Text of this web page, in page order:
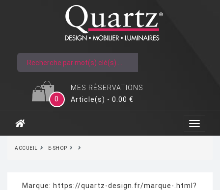
MES RÉSERVATIONS
0
Article(s) - 0.00 €
ACCUEIL E-SHOP
Marque: https://quartz-design.fr/marque-.html?